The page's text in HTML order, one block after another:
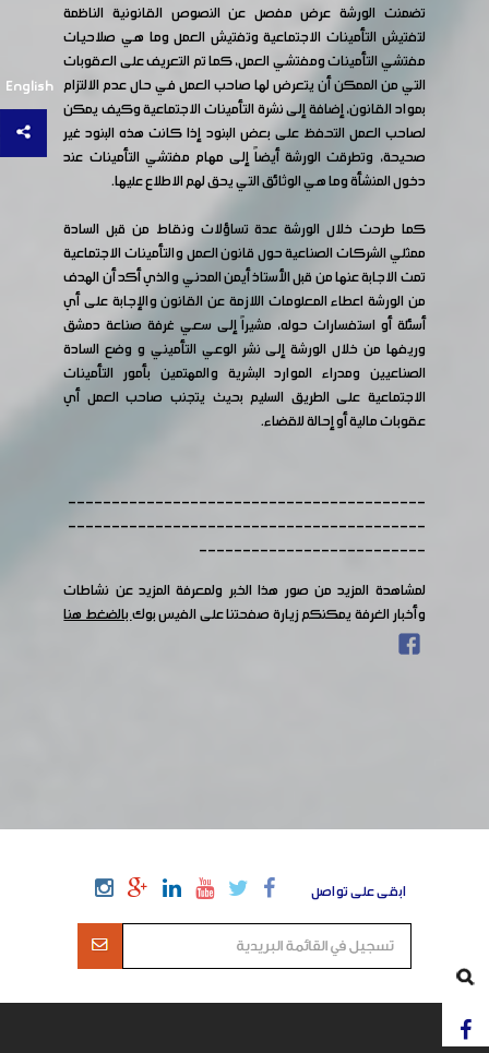
English
تضمنت الورشة عرض مفصل عن النصوص القانونية الناظمة
لتفتيش التأمينات الاجتماعية وتفتيش العمل وما هي صلاحيات
مفتشي التأمينات ومفتشي العمل، كما تم التعريف على العقوبات
التي من الممكن أن يتعرض لها صاحب العمل في حال عدم الالتزام
بمواد القانون، إضافة إلى نشرة التأمينات الاجتماعية وكيف يمكن
لصاحب العمل التحفظ على بعض البنود إذا كانت هذه البنود غير
صحيحة، وتطرقت الورشة أيضاً إلى مهام مفتشي التأمينات عند
دخول المنشأة وما هي الوثائق التي يحق لهم الاطلاع عليها.
كما طرحت خلال الورشة عدة تساؤلات ونقاط من قبل السادة
ممثلي الشركات الصناعية حول قانون العمل والتأمينات الاجتماعية
تمت الاجابة عنها من قبل الأستاذ أيمن المدني والذي أكد أن الهدف
من الورشة اعطاء المعلومات اللازمة عن القانون والإجابة على أي
أسئلة أو استفسارات حوله، مشيراً إلى سعي غرفة صناعة دمشق
وريفها من خلال الورشة إلى نشر الوعي التأميني و وضع السادة
الصناعيين ومدراء الموارد البشرية والمهتمين بأمور التأمينات
الاجتماعية على الطريق السليم بحيث يتجنب صاحب العمل أي
عقوبات مالية أو إحالة للقضاء.
-----------------------------------------
-----------------------------------------
--------------------------
لمشاهدة المزيد من صور هذا الخبر ولمعرفة المزيد عن نشاطات
وأخبار الغرفة يمكنكم زيارة صفحتنا على الفيس بوكبالضغط هنا
ابقى على تواصل